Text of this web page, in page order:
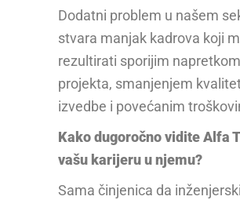
Dodatni problem u našem
stvara manjak kadrova koji
rezultirati sporijim napretkom
projekta, smanjenjem
izvedbe i povećanim
Kako dugoročno vidite Alfa
vašu karijeru u njemu?
Sama činjenica da